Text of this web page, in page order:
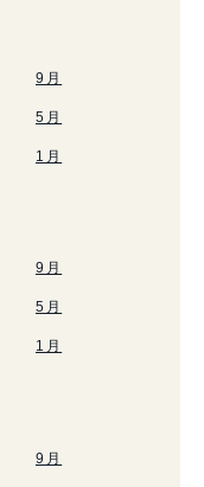
9月
5月
1月
9月
5月
1月
9月